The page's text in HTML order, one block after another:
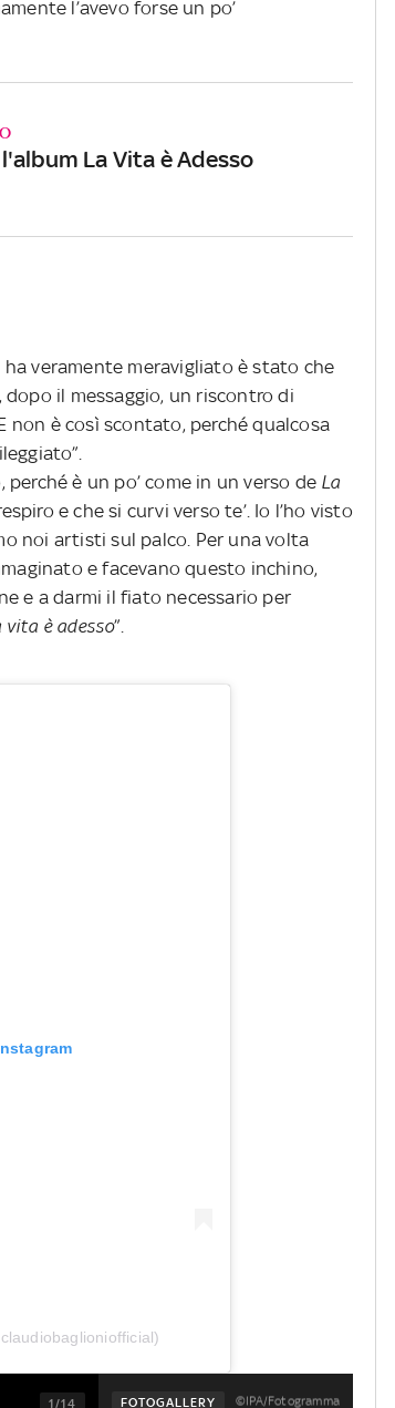
l’avevo forse un po’
La Vita è Adesso
ha veramente meravigliato è stato che
il messaggio, un riscontro di
non è così scontato, perché qualcosa
perché è un po’ come in un verso de La
e che si curvi verso te’. Io l’ho visto
noi artisti sul palco. Per una volta
e facevano questo inchino,
e a darmi il fiato necessario per
vita è adesso”.
FOTOGALLERY ©IPA/Fotogramma
1/14